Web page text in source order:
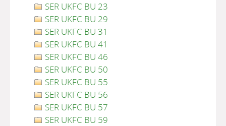
SER UKFC BU 23
SER UKFC BU 29
SER UKFC BU 31
SER UKFC BU 41
SER UKFC BU 46
SER UKFC BU 50
SER UKFC BU 55
SER UKFC BU 56
SER UKFC BU 57
SER UKFC BU 59